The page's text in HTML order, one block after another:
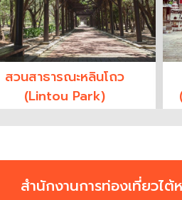
สวนสาธารณะหลินโถว
(Lintou Park)
สำนักงานการท่องเที่ยวไต้